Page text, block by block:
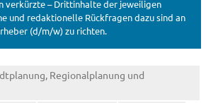
verkürzte – Drittinhalte der jeweiligen
und redaktionelle Rückfragen dazu sind an
(d/m/w) zu richten.
Regionalplanung und